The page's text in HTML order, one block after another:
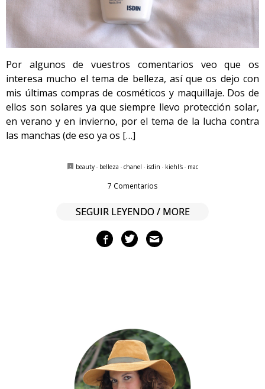
Por algunos de vuestros comentarios veo que os
interesa mucho el tema de belleza, así que os dejo con
mis últimas compras de cosméticos y maquillaje. Dos de
ellos son solares ya que siempre llevo protección solar,
en verano y en invierno, por el tema de la lucha contra
las manchas (de eso ya os […]
beauty · belleza · chanel · isdin · kiehl's · mac
7 Comentarios
SEGUIR LEYENDO / MORE